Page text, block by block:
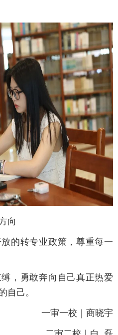
向
的转专业政策，尊重每一
，勇敢奔向自己真正热爱
自己。
一审一校｜商晓宇